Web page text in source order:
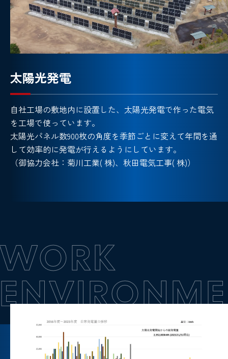
太陽光発電
自社工場の敷地内に設置した、太陽光発電で作った電気
を工場で使っています。
太陽光パネル数900枚の角度を季節ごとに変えて年間を通
して効率的に発電が行えるようにしています。
（御協力会社：菊川工業( 株)、秋田電気工事( 株)）
WORK